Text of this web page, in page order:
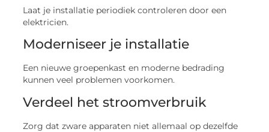
Laat je installatie periodiek controleren door een
elektricien.
Moderniseer je installatie
Een nieuwe groepenkast en moderne bedrading
kunnen veel problemen voorkomen.
Verdeel het stroomverbruik
Zorg dat zware apparaten niet allemaal op dezelfde